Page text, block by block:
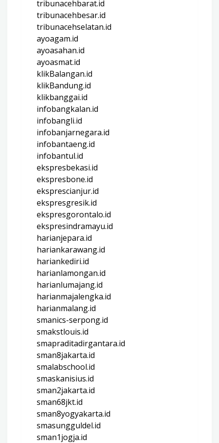
tribunacehbarat.id
tribunacehbesar.id
tribunacehselatan.id
ayoagam.id
ayoasahan.id
ayoasmat.id
klikBalangan.id
klikBandung.id
klikbanggai.id
infobangkalan.id
infobangli.id
infobanjarnegara.id
infobantaeng.id
infobantul.id
ekspresbekasi.id
ekspresbone.id
eksprescianjur.id
ekspresgresik.id
ekspresgorontalo.id
ekspresindramayu.id
harianjepara.id
hariankarawang.id
hariankediri.id
harianlamongan.id
harianlumajang.id
harianmajalengka.id
harianmalang.id
smanics-serpong.id
smakstlouis.id
smapraditadirgantara.id
sman8jakarta.id
smalabschool.id
smaskanisius.id
sman2jakarta.id
sman68jkt.id
sman8yogyakarta.id
smasungguldel.id
sman1jogja.id